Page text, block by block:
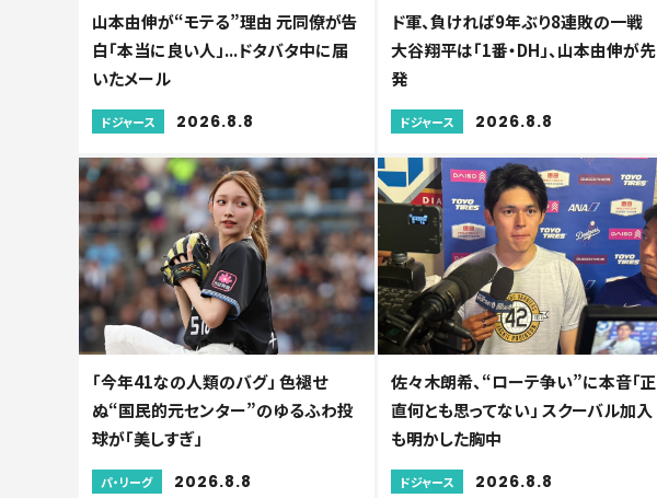
山本由伸が“モテる”理由 元同僚が告
白「本当に良い人」...ドタバタ中に届
いたメール
ドジャース 2026.8.8
ド軍、負ければ9年ぶり8連敗の一戦
大谷翔平は「1番・DH」、山本由伸が先
発
ドジャース 2026.8.8
「今年41なの人類のバグ」 色褪せ
ぬ“国民的元センター”のゆるふわ投
球が「美しすぎ」
パ・リーグ 2026.8.8
佐々木朗希、“ローテ争い”に本音「正
直何とも思ってない」 スクーバル加入
も明かした胸中
ドジャース 2026.8.8